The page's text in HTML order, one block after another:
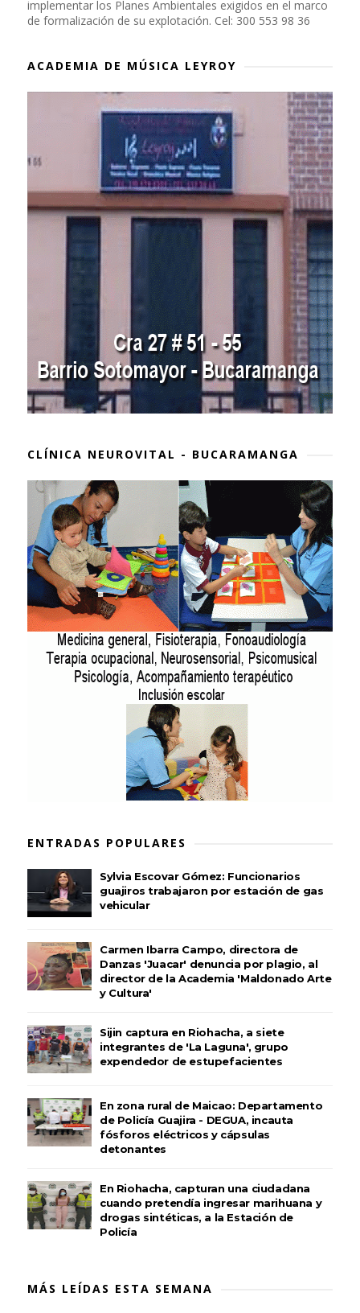
implementar los Planes Ambientales exigidos en el marco
de formalización de su explotación. Cel: 300 553 98 36
ACADEMIA DE MÚSICA LEYROY
CLÍNICA NEUROVITAL - BUCARAMANGA
ENTRADAS POPULARES
Sylvia Escovar Gómez: Funcionarios
guajiros trabajaron por estación de gas
vehicular
Carmen Ibarra Campo, directora de
Danzas 'Juacar' denuncia por plagio, al
director de la Academia 'Maldonado Arte
y Cultura'
Sijin captura en Riohacha, a siete
integrantes de 'La Laguna', grupo
expendedor de estupefacientes
En zona rural de Maicao: Departamento
de Policía Guajira - DEGUA, incauta
fósforos eléctricos y cápsulas
detonantes
En Riohacha, capturan una ciudadana
cuando pretendía ingresar marihuana y
drogas sintéticas, a la Estación de
Policía
MÁS LEÍDAS ESTA SEMANA